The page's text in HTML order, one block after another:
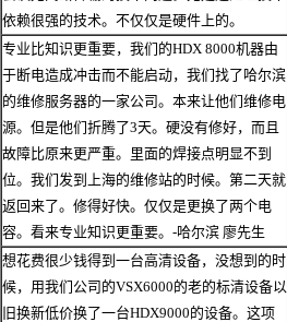
依赖很强的技术。不仅仅是硬件上的。
专业比知识更重要，我们的HDX 8000机器由
于断电造成冲击而不能启动，我们找了哈尔滨
的维修服务器的一家公司。本来让他们维修电
源。但是他们折腾了3天。硬没有修好，而且
故障比原来更严重。里面的焊接点明显不到
位。我们发到上海的维修站的时候。第二天就
返回来了。修得好快。仅仅是更换了两个电
容。看来专业知识更重要。-哈尔滨 廖先生
想花费很少钱得到一台高清设备，没想到的时
候，用我们公司的VSX6000的老的标清设备以
旧换新低价换了一台HDX9000的设备。这项